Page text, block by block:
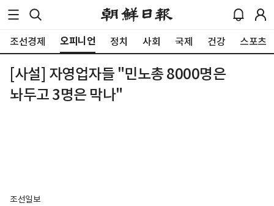
조선경제 오피니언 정치 사회 국제 건강 스포츠
[사설] 자영업자들 "민노총 8000명은
놔두고 3명은 막나"
조선일보